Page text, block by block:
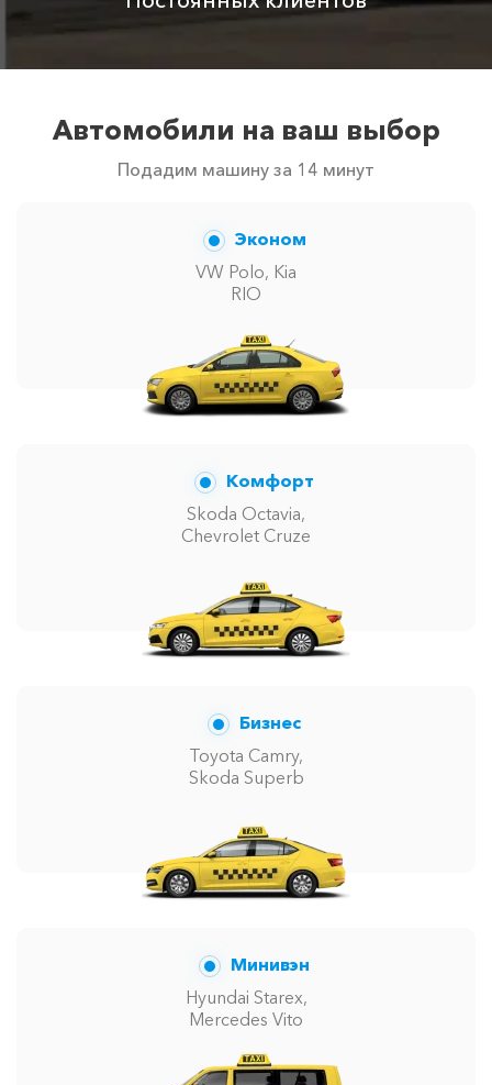
автомобилей в г Капсель. Точную цену вам сообщит
Автомобили на ваш выбор
Подадим машину за 14 минут
Эконом
VW Polo, Kia
RIO
Комфорт
Skoda Octavia,
Chevrolet Cruze
Бизнес
Toyota Camry,
Skoda Superb
Минивэн
Hyundai Starex,
Mercedes Vito